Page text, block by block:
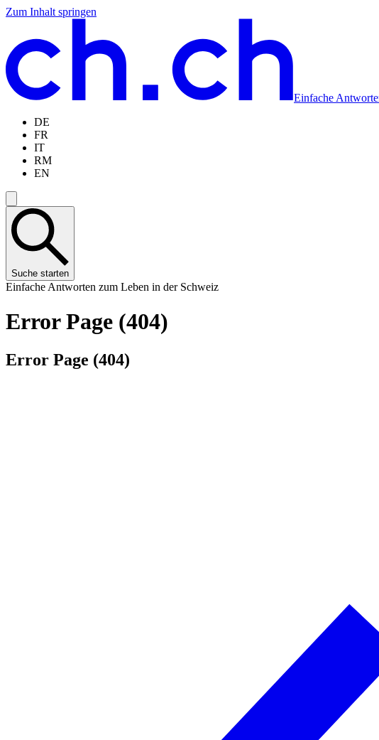
Zum Inhalt springen
Zum
springen
Zur
springen
Zur
springen
Zur
springen
Einfache
DE
FR
IT
RM
EN
Suche starten
Einfache Antworten zum Leben in der Schweiz
Error Page (404)
Error Page (404)